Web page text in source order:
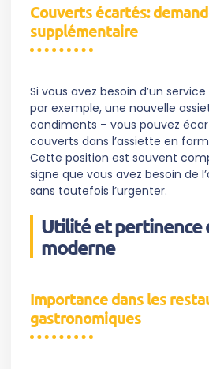
Couverts écartés:
supplémentaire
Si vous avez besoin d’un
par exemple, une nouvelle
condiments – vous pouvez
couverts dans l’assiette en
Cette position est souvent
signe que vous avez besoin de
sans toutefois l’urgenter.
Utilité et pertinence
moderne
Importance dans les
gastronomiques